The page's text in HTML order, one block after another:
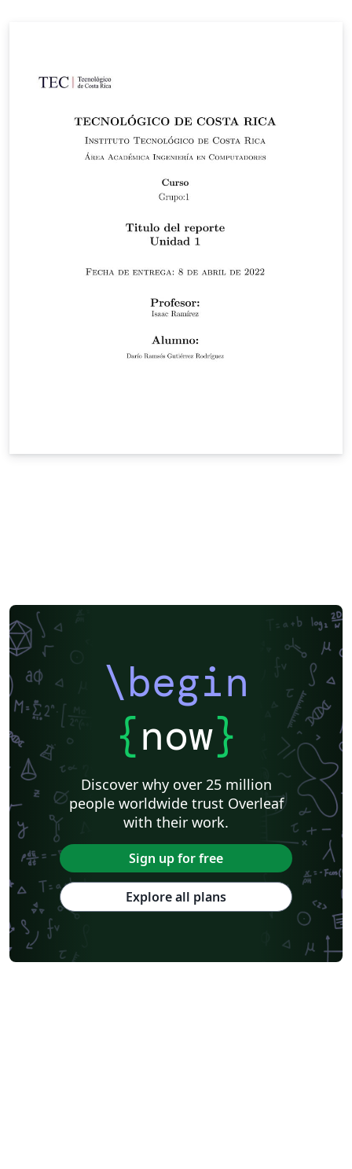
\begin
{now}
Discover why over 25 million
people worldwide trust Overleaf
with their work.
Sign up for free
Explore all plans